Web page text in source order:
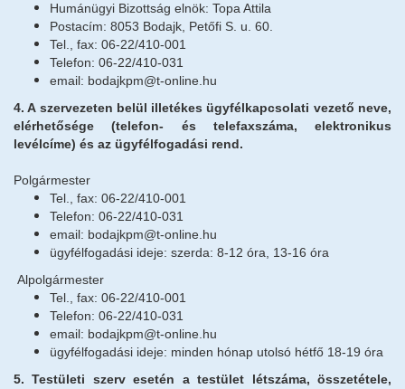
Humánügyi Bizottság elnök: Topa Attila
Postacím: 8053 Bodajk, Petőfi S. u. 60.
Tel., fax: 06-22/410-001
Telefon: 06-22/410-031
email: bodajkpm@t-online.hu
4. A szervezeten belül illetékes ügyfélkapcsolati vezető neve,
elérhetősége (telefon- és telefaxszáma, elektronikus
levélcíme) és az ügyfélfogadási rend.
Polgármester
Tel., fax: 06-22/410-001
Telefon: 06-22/410-031
email: bodajkpm@t-online.hu
ügyfélfogadási ideje: szerda: 8-12 óra, 13-16 óra
Alpolgármester
Tel., fax: 06-22/410-001
Telefon: 06-22/410-031
email: bodajkpm@t-online.hu
ügyfélfogadási ideje: minden hónap utolsó hétfő 18-19 óra
5.Testületi szerv esetén a testület létszáma, összetétele,